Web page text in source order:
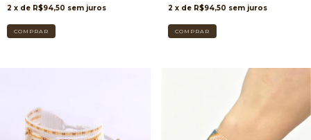
2 x de R$94,50 sem juros 2 x de R$94,50 sem juros